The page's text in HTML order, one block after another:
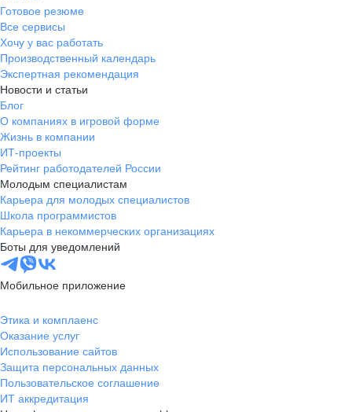
Готовое резюме
Все сервисы
Хочу у вас работать
Производственный календарь
Экспертная рекомендация
Новости и статьи
Блог
О компаниях в игровой форме
Жизнь в компании
ИТ-проекты
Рейтинг работодателей России
Молодым специалистам
Карьера для молодых специалистов
Школа программистов
Карьера в некоммерческих организациях
Боты для уведомлений
Мобильное приложение
Этика и комплаенс
Оказание услуг
Использование сайтов
Защита персональных данных
Пользовательское соглашение
ИТ аккредитация